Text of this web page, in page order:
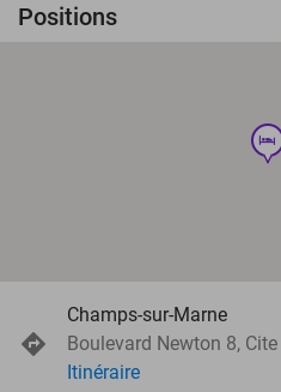
Positions
hotel
Champs-sur-Marne
Boulevard Newton 8,
Itinéraire